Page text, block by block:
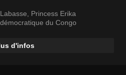
, Princess Erika
du Congo
d'infos